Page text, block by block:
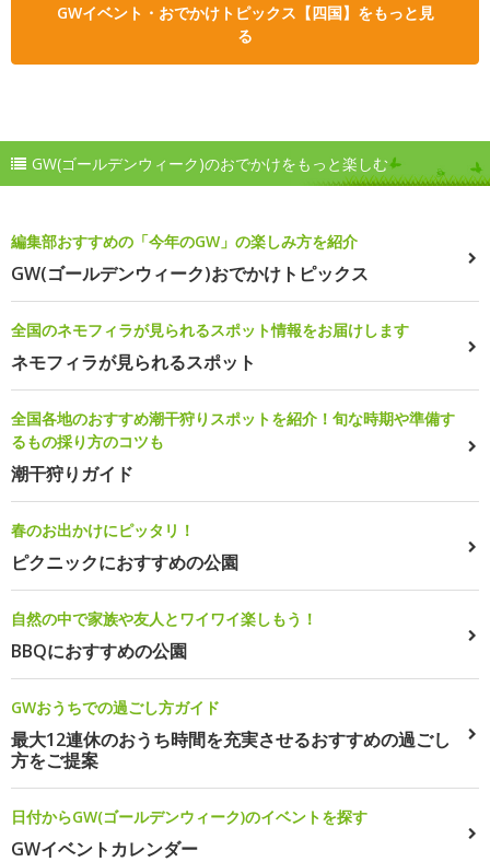
GWイベント・おでかけトピックス【四国】をもっと見
る
GW(ゴールデンウィーク)のおでかけをもっと楽しむ
編集部おすすめの「今年のGW」の楽しみ方を紹介
GW(ゴールデンウィーク)おでかけトピックス
全国のネモフィラが見られるスポット情報をお届けします
ネモフィラが見られるスポット
全国各地のおすすめ潮干狩りスポットを紹介！旬な時期や準備す
るもの採り方のコツも
潮干狩りガイド
春のお出かけにピッタリ！
ピクニックにおすすめの公園
自然の中で家族や友人とワイワイ楽しもう！
BBQにおすすめの公園
GWおうちでの過ごし方ガイド
最大12連休のおうち時間を充実させるおすすめの過ごし
方をご提案
日付からGW(ゴールデンウィーク)のイベントを探す
GWイベントカレンダー